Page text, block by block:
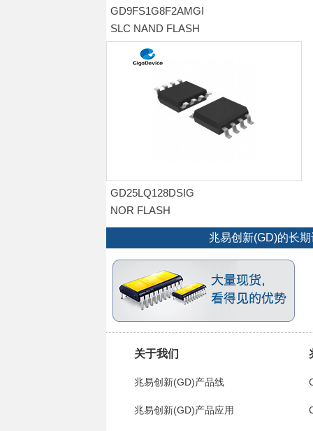
GD9FS1G8F2AMGI
SLC NAND FLASH
GD25LQ128DSIG
NOR FLASH
兆易创新(GD)的长
关于我们
兆易创新(GD)产品线
兆易创新(GD)产品应用